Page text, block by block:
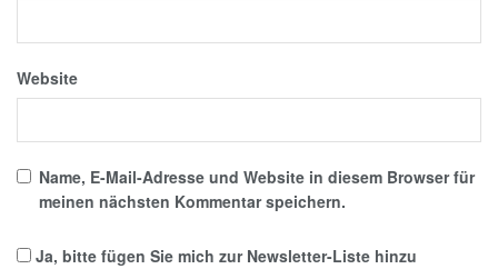
Website
Name, E-Mail-Adresse und Website in diesem Browser für
meinen nächsten Kommentar speichern.
Ja, bitte fügen Sie mich zur Newsletter-Liste hinzu